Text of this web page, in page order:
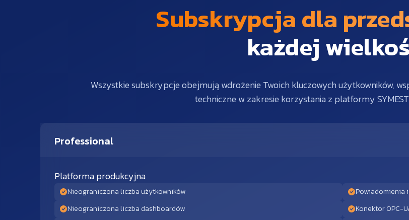
Subskrypcja dla
każdej
Wszystkie subskrypcje obejmują wdrożenie Twoich kluczowych użytkowników,
techniczne w zakresie korzystania z platformy
Professional
Platforma produkcyjna
Nieograniczona liczba użytkowników
Nieograniczona liczba dashboardów
Powiadomienia
Konektor OPC-